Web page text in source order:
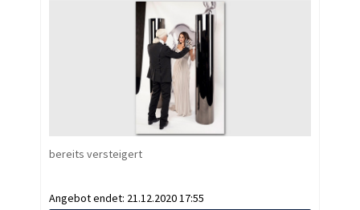
bereits versteigert
Angebot endet: 21.12.2020 17:55